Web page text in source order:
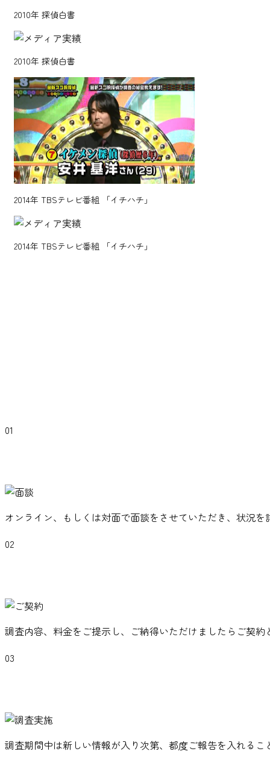
2010年 探偵白書
2010年 探偵白書
2014年 TBSテレビ番組 「イチハチ」
2014年 TBSテレビ番組 「イチハチ」
01
オンライン、もしくは対面で面談をさせていただき、状況
02
調査内容、料金をご提示し、ご納得いただけましたらご契約
03
調査期間中は新しい情報が入り次第、都度ご報告を入れるこ